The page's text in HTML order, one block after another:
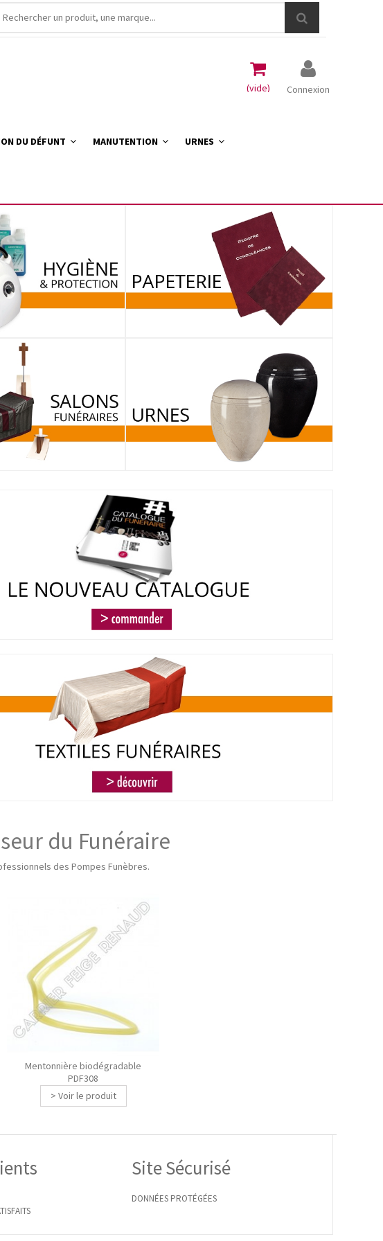
Connexion
(vide)
DU DÉFUNT MANUTENTION URNES
du Funéraire
des Pompes Funèbres.
Mentonnière biodégradable
Normors
PDF308
> Voir le produit
Site Sécurisé
DONNÉES PROTÉGÉES